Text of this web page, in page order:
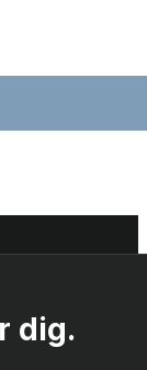
dig.